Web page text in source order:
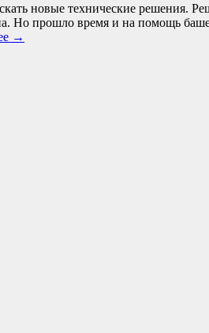
новые технические решения.
Но прошло время и на помощь
→